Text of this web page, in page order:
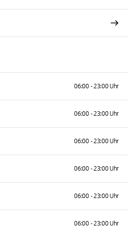
06:00 - 23:00 Uhr
06:00 - 23:00 Uhr
06:00 - 23:00 Uhr
06:00 - 23:00 Uhr
06:00 - 23:00 Uhr
06:00 - 23:00 Uhr